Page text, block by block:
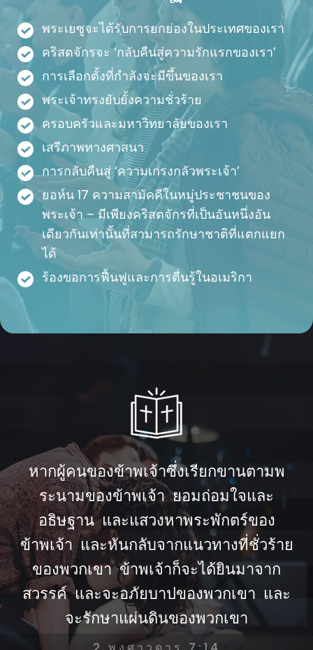
พระเยซูจะได้รับการยกย่องในประเทศของเรา
คริสตจักรจะ ‘กลับคืนสู่ความรักแรกของเรา’
การเลือกตั้งที่กำลังจะมีขึ้นของเรา
พระเจ้าทรงยับยั้งความชั่วร้าย
ครอบครัวและมหาวิทยาลัยของเรา
เสรีภาพทางศาสนา
การกลับคืนสู่ ‘ความเกรงกลัวพระเจ้า’
ยอห์น 17 ความสามัคคีในหมู่ประชาชนของ
พระเจ้า – มีเพียงคริสตจักรที่เป็นอันหนึ่งอัน
เดียวกันเท่านั้นที่สามารถรักษาชาติที่แตกแยก
ได้
ร้องขอการฟื้นฟูและการตื่นรู้ในอเมริกา
หากผู้คนของข้าพเจ้าซึ่งเรียกขานตามพ
ระนามของข้าพเจ้า ยอมถ่อมใจและ
อธิษฐาน และแสวงหาพระพักตร์ของ
ข้าพเจ้า และหันกลับจากแนวทางที่ชั่วร้าย
ของพวกเขา ข้าพเจ้าก็จะได้ยินมาจาก
สวรรค์ และจะอภัยบาปของพวกเขา และ
จะรักษาแผ่นดินของพวกเขา